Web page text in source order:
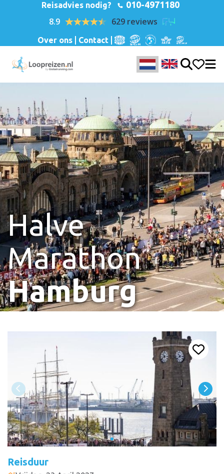
Reisadvies nodig? 010-4971180
8.9 629 reviews
Over ons Contact
Halve
Marathon
Hamburg
Reisduur